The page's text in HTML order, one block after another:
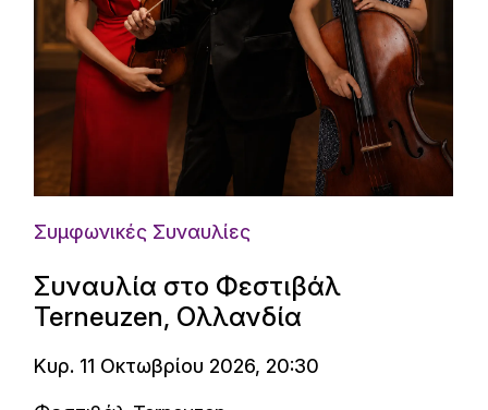
Συμφωνικές Συναυλίες
Συναυλία στο Φεστιβάλ
Terneuzen, Ολλανδία
Κυρ. 11 Οκτωβρίου 2026, 20:30